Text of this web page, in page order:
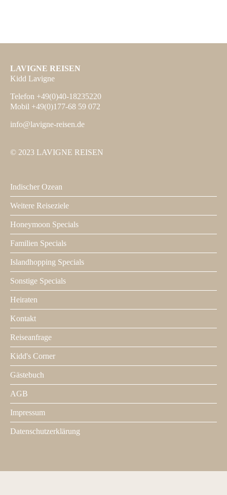
LAVIGNE REISEN
Kidd Lavigne
Telefon +49(0)40-18235220
Mobil +49(0)177-68 59 072
info@lavigne-reisen.de
© 2023 LAVIGNE REISEN
Footer
1
Indischer Ozean
Weitere Reiseziele
Honeymoon Specials
Familien Specials
Islandhopping Specials
Sonstige Specials
Heiraten
Footer
2
Kontakt
Reiseanfrage
Kidd's Corner
Gästebuch
AGB
Impressum
Datenschutzerklärung